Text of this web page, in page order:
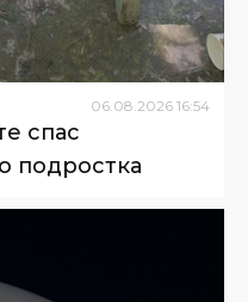
06 08 2026 16:54
спас
подростка